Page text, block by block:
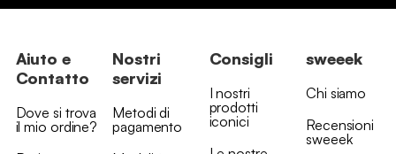
Aiuto e
Contatto
Dove si trova
il mio ordine?
Nostri
servizi
Metodi di
pagamento
Consigli
I nostri
prodotti
iconici
sweeek
Chi siamo
Recensioni
sweeek